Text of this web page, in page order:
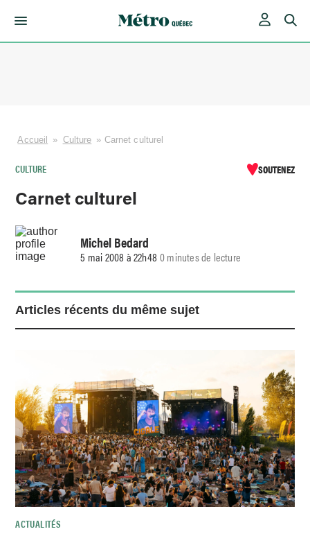
Accueil » Culture » Carnet culturel
CULTURE SOUTENEZ
Carnet culturel
Michel Bedard
5 mai 2008 à 22h48 0 minutes de lecture
Articles récents du même sujet
ACTUALITÉS